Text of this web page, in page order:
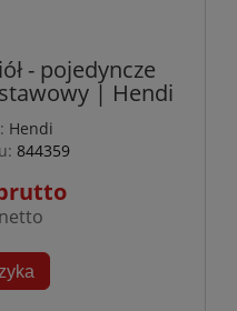
- pojedyncze
| Hendi
Hendi
844359